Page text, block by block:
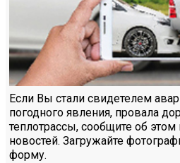
Если Вы стали свидетелем
погодного явления, провала
теплотрассы, сообщите об
новостей. Загружайте
форму.